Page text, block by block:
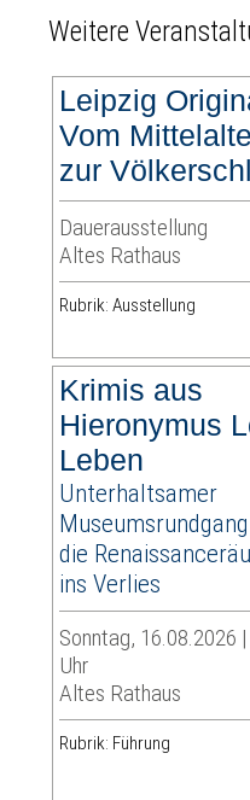
Weitere
Leipzig
Vom
zur
Dauerausstellung
Altes Rathaus
Rubrik: Ausstellung
Krimis aus
Hieronymus
Leben
Unterhaltsamer
die
ins Verlies
Sonntag, 16.08.2026
Uhr
Altes Rathaus
Rubrik: Führung